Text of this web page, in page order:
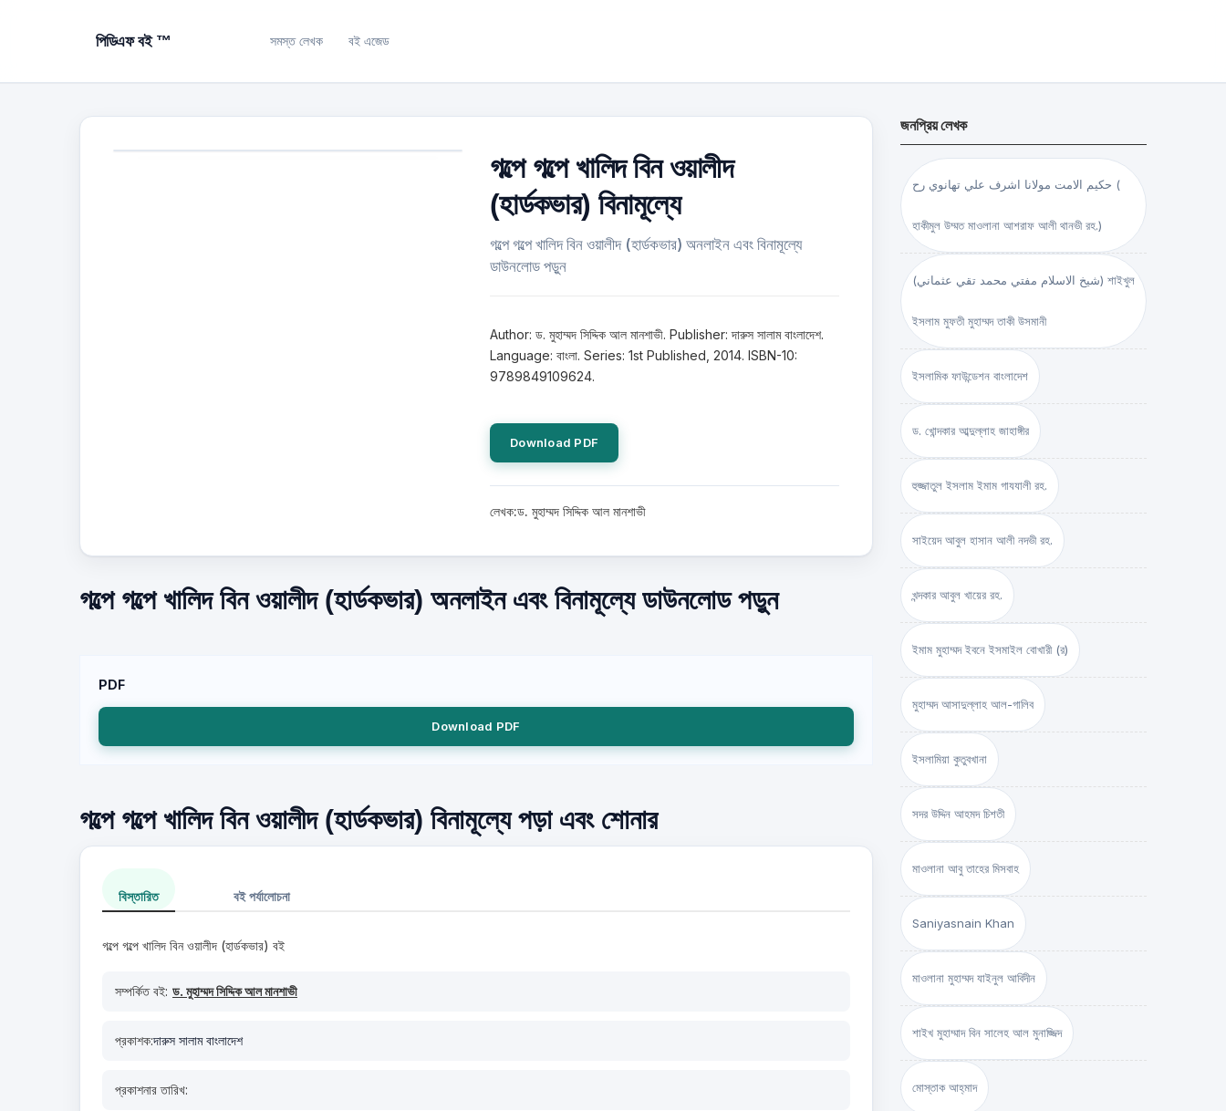
পিডিএফ বই ™ সমস্ত লেখক বই এজেড
গল্পে গল্পে খালিদ বিন ওয়ালীদ
(হার্ডকভার) বিনামূল্যে
গল্পে গল্পে খালিদ বিন ওয়ালীদ (হার্ডকভার) অনলাইন এবং বিনামূল্যে
ডাউনলোড পড়ুন
Author: ড. মুহাম্মদ সিদ্দিক আল মানশাভী. Publisher: দারুস সালাম বাংলাদেশ.
Language: বাংলা. Series: 1st Published, 2014. ISBN-10:
9789849109624.
Download PDF
লেখক:ড. মুহাম্মদ সিদ্দিক আল মানশাভী
গল্পে গল্পে খালিদ বিন ওয়ালীদ (হার্ডকভার) অনলাইন এবং বিনামূল্যে ডাউনলোড পড়ুন
PDF
Download PDF
গল্পে গল্পে খালিদ বিন ওয়ালীদ (হার্ডকভার) বিনামূল্যে পড়া এবং শোনার
বিস্তারিত বই পর্যালোচনা
গল্পে গল্পে খালিদ বিন ওয়ালীদ (হার্ডকভার) বই
সম্পর্কিত বই: ড. মুহাম্মদ সিদ্দিক আল মানশাভী
প্রকাশক:দারুস সালাম বাংলাদেশ
প্রকাশনার তারিখ:
জনপ্রিয় লেখক
حكيم الامت مولانا اشرف علي تهانوي رح (
হাকীমুল উম্মত মাওলানা আশরাফ আলী থানভী রহ.)
(شيخ الاسلام مفتي محمد تقي عثماني) শাইখুল
ইসলাম মুফতী মুহাম্মদ তাকী উসমানী
ইসলামিক ফাউন্ডেশন বাংলাদেশ
ড. খোন্দকার আব্দুল্লাহ জাহাঙ্গীর
হুজ্জাতুল ইসলাম ইমাম গাযযালী রহ.
সাইয়েদ আবুল হাসান আলী নদভী রহ.
খন্দকার আবুল খায়ের রহ.
ইমাম মুহাম্মদ ইবনে ইসমাইল বোখারী (র)
মুহাম্মদ আসাদুল্লাহ আল-গালিব
ইসলামিয়া কুতুবখানা
সদর উদ্দিন আহমদ চিশতী
মাওলানা আবু তাহের মিসবাহ
Saniyasnain Khan
মাওলানা মুহাম্মদ যাইনুল আবিদীন
শাইখ মুহাম্মাদ বিন সালেহ আল মুনাজ্জিদ
মোস্তাক আহ্‌মাদ